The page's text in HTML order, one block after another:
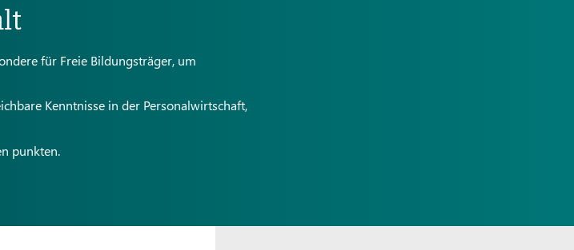
für Freie Bildungsträger, um
Kenntnisse in der Personalwirtschaft,
punkten.